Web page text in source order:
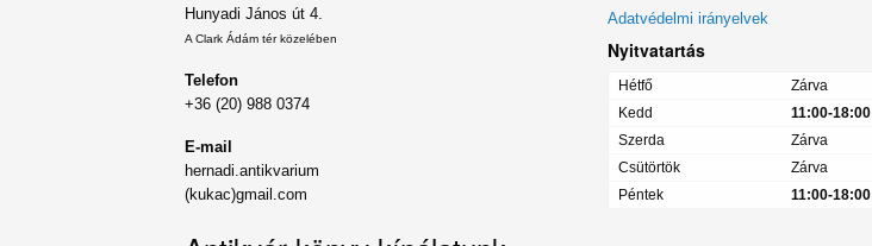
Hunyadi János út 4.
A Clark Ádám tér közelében
Telefon
+36 (20) 988 0374
E-mail
hernadi.antikvarium
(kukac)gmail.com
Adatvédelmi irányelvek
Nyitvatartás
Hétfő
Zárva
Kedd
11:00-18:00
Szerda
Zárva
Csütörtök
Zárva
Péntek
11:00-18:00